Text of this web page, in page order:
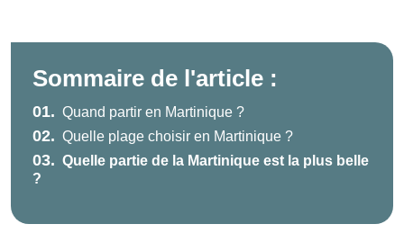
Sommaire de l'article :
01. Quand partir en Martinique ?
02. Quelle plage choisir en Martinique ?
03. Quelle partie de la Martinique est la plus belle
?